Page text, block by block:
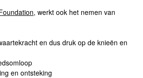
, werkt ook het nemen van
en dus druk op de knieën en
en ontsteking